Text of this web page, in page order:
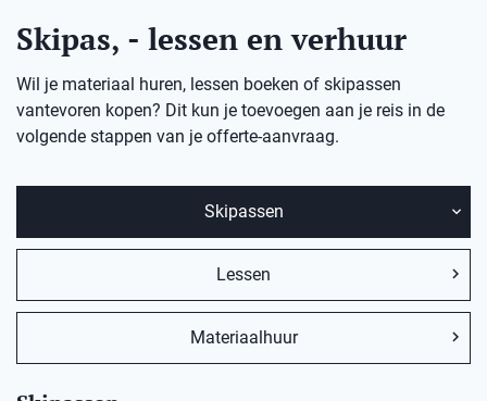
Skipas, - lessen en verhuur
Wil je materiaal huren, lessen boeken of skipassen
vantevoren kopen? Dit kun je toevoegen aan je reis in de
volgende stappen van je offerte-aanvraag.
Skipassen
Lessen
Materiaalhuur